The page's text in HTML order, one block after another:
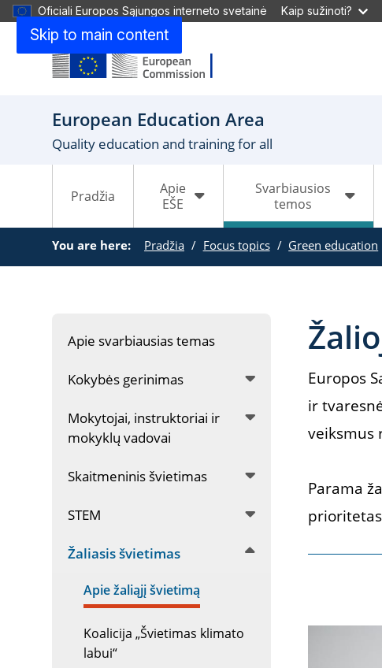
Skip to main content
Oficiali Europos Sąjungos interneto svetainė Kaip sužinoti?
European Education Area
Quality education and training for all
Pradžia
Apie
EŠE
Svarbiausios
temos
You are here: Pradžia Focus topics Green education
Apie svarbiausias temas
Kokybės gerinimas
Mokytojai, instruktoriai ir
mokyklų vadovai
Skaitmeninis švietimas
STEM
Žaliasis švietimas
Apie žaliąjį švietimą
Koalicija „Švietimas klimato
labui“
Europos
ir
veiksmus
Parama